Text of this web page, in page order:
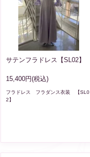
サテンフラドレス【SL02】
15,400円(税込)
フラドレス フラダンス衣装 【SL0
2】